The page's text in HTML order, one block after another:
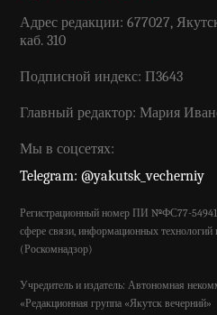
Адрес редакции: 677027,
каб. 310
Подписной индекс: П3643
Главный редактор: Мария
Мы в соцсетях:
Telegram: @yakutsk_vecherniy
Регистрационный номер ПИ №ФС77-54941
сфере связи, информационных
(Роскомнадзор)
Учредитель и издатель: Автономная
«Редакционная группа «Якутск вечерний»